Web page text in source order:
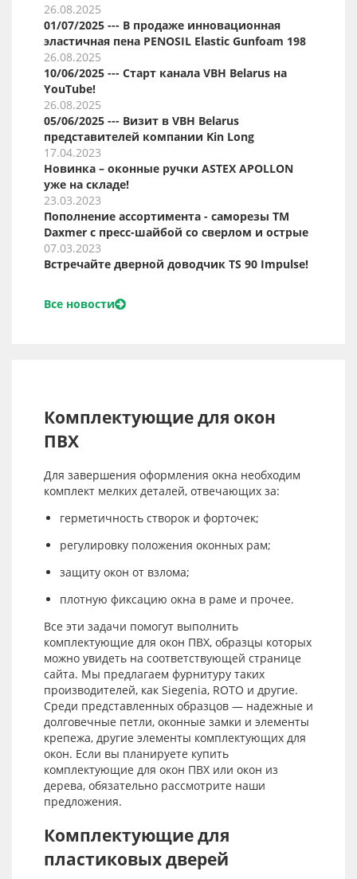
26.08.2025
01/07/2025 --- В продаже инновационная
эластичная пена PENOSIL Elastic Gunfoam 198
26.08.2025
10/06/2025 --- Старт канала VBH Belarus на
YouTube!
26.08.2025
05/06/2025 --- Визит в VBH Belarus
представителей компании Kin Long
17.04.2023
Новинка – оконные ручки ASTEX APOLLON
уже на складе!
23.03.2023
Пополнение ассортимента - саморезы ТМ
Daxmer с пресс-шайбой со сверлом и острые
07.03.2023
Встречайте дверной доводчик TS 90 Impulse!
Все новости
Комплектующие для окон
ПВХ
Для завершения оформления окна необходим
комплект мелких деталей, отвечающих за:
герметичность створок и форточек;
регулировку положения оконных рам;
защиту окон от взлома;
плотную фиксацию окна в раме и прочее.
Все эти задачи помогут выполнить
комплектующие для окон ПВХ, образцы которых
можно увидеть на соответствующей странице
сайта. Мы предлагаем фурнитуру таких
производителей, как Siegenia, ROTO и другие.
Среди представленных образцов — надежные и
долговечные петли, оконные замки и элементы
крепежа, другие элементы комплектующих для
окон. Если вы планируете купить
комплектующие для окон ПВХ или окон из
дерева, обязательно рассмотрите наши
предложения.
Комплектующие для
пластиковых дверей